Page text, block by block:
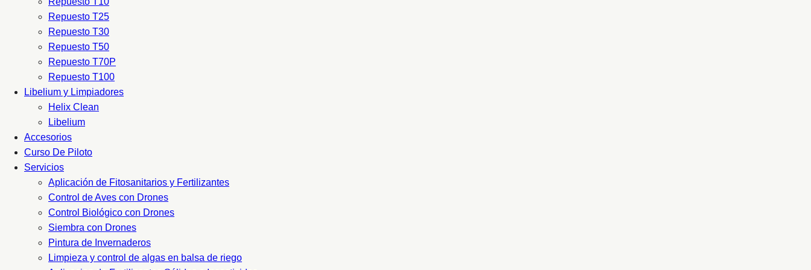
Repuesto T25
Repuesto T30
Repuesto T50
Repuesto T70P
Repuesto T100
Libelium y Limpiadores
Helix Clean
Libelium
Accesorios
Curso De Piloto
Servicios
Aplicación de Fitosanitarios y Fertilizantes
Control de Aves con Drones
Control Biológico con Drones
Siembra con Drones
Pintura de Invernaderos
Limpieza y control de algas en balsa de riego